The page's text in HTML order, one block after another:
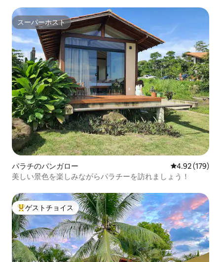
スーパーホスト
スーパーホスト
パラチのバンガロー レビュー179
4.92 (179)
美しい景色を楽しみながらパラチーを訪れましょう！
大好評のゲストチョイスです。
ゲストチョイス